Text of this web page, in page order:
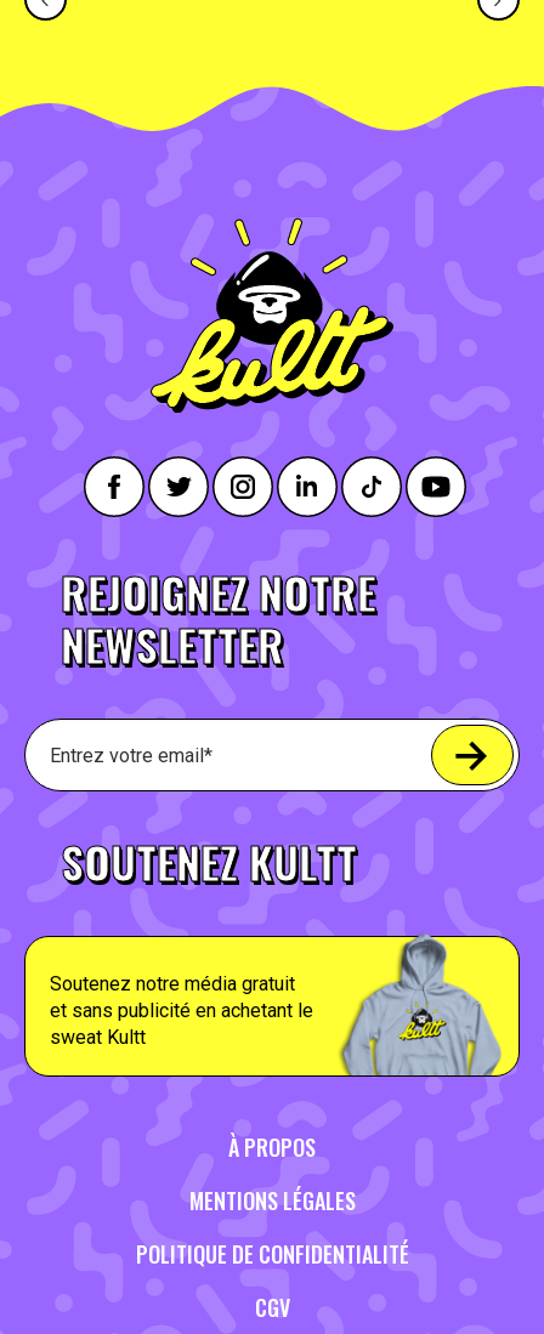
REJOIGNEZ NOTRE
NEWSLETTER
SOUTENEZ KULTT
Soutenez notre média gratuit
et sans publicité en achetant le
sweat Kultt
À PROPOS
MENTIONS LÉGALES
POLITIQUE DE CONFIDENTIALITÉ
CGV